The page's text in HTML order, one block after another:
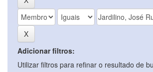
Adicionar filtros:
Utilizar filtros para refinar o resultado de